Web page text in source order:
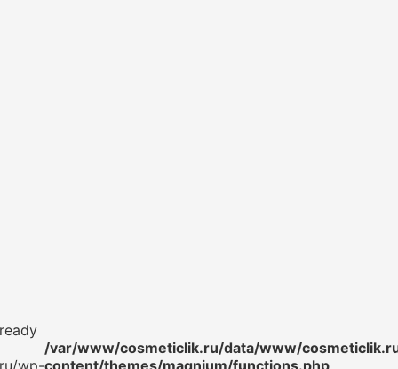
wp-
/var/www/cosmeticlik.ru/data/www/
content/themes/magnium/functions.php